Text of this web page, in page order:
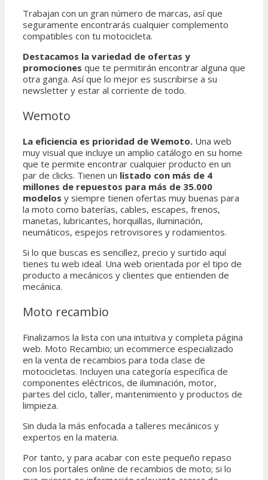
Trabajan con un gran número de marcas, así que
seguramente encontrarás cualquier complemento
compatibles con tu motocicleta.
Destacamos la variedad de ofertas y
promociones que te permitirán encontrar alguna que
otra ganga. Así que lo mejor es suscribirse a su
newsletter y estar al corriente de todo.
Wemoto​
La eficiencia es prioridad de Wemoto. Una web
muy visual que incluye un amplio catálogo en su home
que te permite encontrar cualquier producto en un
par de clicks. Tienen un listado con más de 4
millones de repuestos para más de 35.000
modelos y siempre tienen ofertas muy buenas para
la moto como baterías, cables, escapes, frenos,
manetas, lubricantes, horquillas, iluminación,
neumáticos, espejos retrovisores y rodamientos.
Si lo que buscas es sencillez, precio y surtido aquí
tienes tu web ideal. Una web orientada por el tipo de
producto a mecánicos y clientes que entienden de
mecánica.
Moto recambio​
Finalizamos la lista con una intuitiva y completa página
web. Moto Recambio; un ecommerce especializado
en la venta de recambios para toda clase de
motocicletas. Incluyen una categoría específica de
componentes eléctricos, de iluminación, motor,
partes del ciclo, taller, mantenimiento y productos de
limpieza.
Sin duda la más enfocada a talleres mecánicos y
expertos en la materia.
Por tanto, y para acabar con este pequeño repaso
con los portales online de recambios de moto; si lo